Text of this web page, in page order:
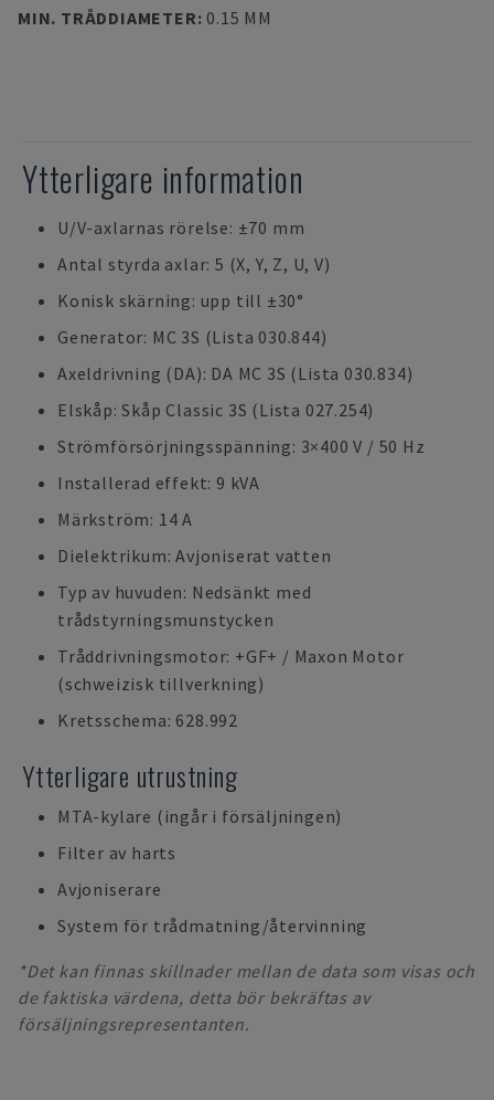
MIN. TRÅDDIAMETER: 0.15 MM
Ytterligare information
U/V-axlarnas rörelse: ±70 mm
Antal styrda axlar: 5 (X, Y, Z, U, V)
Konisk skärning: upp till ±30°
Generator: MC 3S (Lista 030.844)
Axeldrivning (DA): DA MC 3S (Lista 030.834)
Elskåp: Skåp Classic 3S (Lista 027.254)
Strömförsörjningsspänning: 3×400 V / 50 Hz
Installerad effekt: 9 kVA
Märkström: 14 A
Dielektrikum: Avjoniserat vatten
Typ av huvuden: Nedsänkt med
trådstyrningsmunstycken
Tråddrivningsmotor: +GF+ / Maxon Motor
(schweizisk tillverkning)
Kretsschema: 628.992
Ytterligare utrustning
MTA-kylare (ingår i försäljningen)
Filter av harts
Avjoniserare
System för trådmatning/återvinning
*Det kan finnas skillnader mellan de data som visas och
de faktiska värdena, detta bör bekräftas av
försäljningsrepresentanten.